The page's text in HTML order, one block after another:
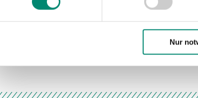
Nur
2005 gesucht